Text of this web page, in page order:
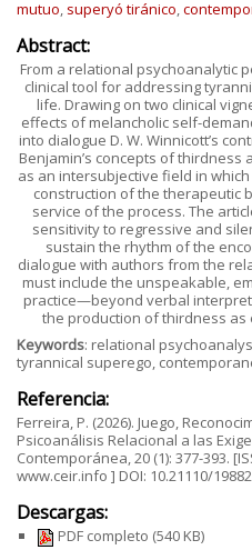
mutuo, superyó tiránico,
Abstract:
From a relational psychoanalytic
clinical tool for addressing
life. Drawing on two clinical
effects of melancholic self-
into dialogue D. W. Winnicott’s
Benjamin’s concepts of
as an intersubjective field in
construction of the therapeutic
service of the process. The
sensitivity to regressive and
sustain the rhythm of the
dialogue with authors from the
must include the unspeakable,
practice—beyond verbal
the production of thirdness
Keywords: relational
tyrannical superego,
Referencia:
Ferreira, P. (2026). Juego,
Psicoanálisis Relacional a las
Contemporánea, 20 (1): 377-393.
www.ceir.info ] DOI: 10.21110/
Descargas:
PDF completo (540 KB)